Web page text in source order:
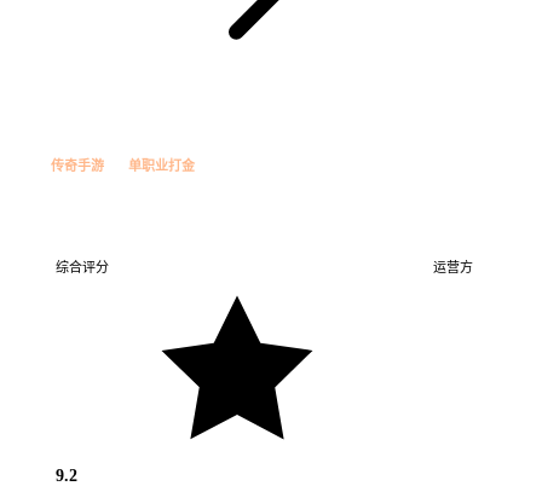
单职业打金
传奇手游 单职业打金
综合评分
9.2
运营方